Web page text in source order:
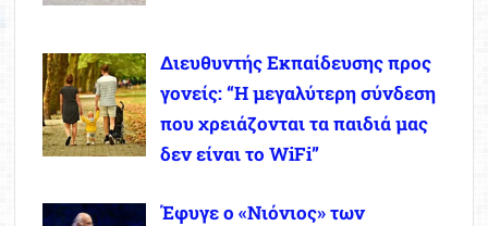
Διευθυντής Εκπαίδευσης προς
γονείς: “Η μεγαλύτερη σύνδεση
που χρειάζονται τα παιδιά μας
δεν είναι το WiFi”
Έφυγε ο «Νιόνιος» των